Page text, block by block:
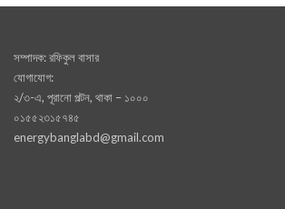
সম্পাদক: রফিকুল বাসার
যোগাযোগ:
২/৩-এ, পূরানো পল্টন, থাকা – ১০০০
০১৫৫২৩১৫৭৪৫
energybanglabd@gmail.com